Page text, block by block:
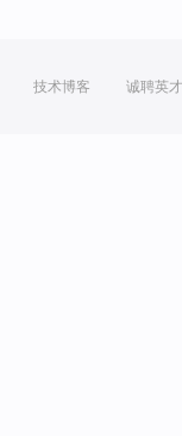
技术博客 诚聘英才